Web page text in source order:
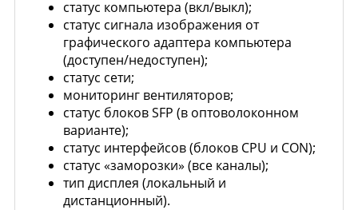
статус компьютера (вкл/выкл);
статус сигнала изображения от
графического адаптера компьютера
(доступен/недоступен);
статус сети;
мониторинг вентиляторов;
статус блоков SFP (в оптоволоконном
варианте);
статус интерфейсов (блоков CPU и CON);
статус «заморозки» (все каналы);
тип дисплея (локальный и
дистанционный).